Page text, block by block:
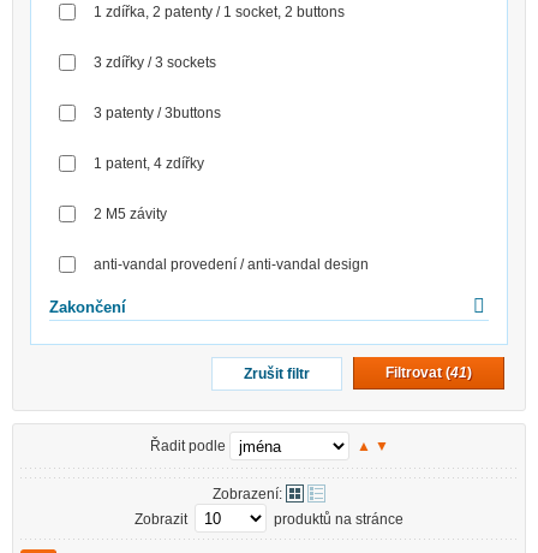
1 zdířka, 2 patenty / 1 socket, 2 buttons
3 zdířky / 3 sockets
3 patenty / 3buttons
1 patent, 4 zdířky
2 M5 závity
anti-vandal provedení / anti-vandal design
Zakončení
Zrušit filtr Filtrovat (41)
Řadit podle ▲ ▼
Zobrazení:
Zobrazit
produktů na stránce